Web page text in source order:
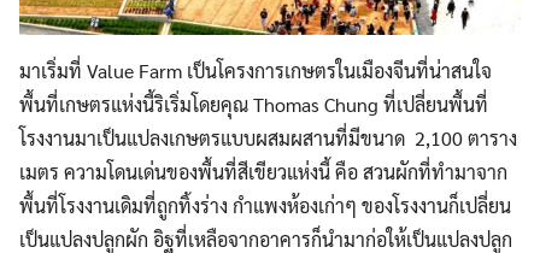
มาเริ่มที่ Value Farm เป็นโครงการเกษตรในเมืองจีนที่น่าสนใจ
พื้นที่เกษตรแห่งนี้ริเริ่มโดยคุณ Thomas Chung ที่เปลี่ยนพื้นที่
โรงงานมาเป็นแปลงเกษตรแบบผสมผสานที่มีขนาด 2,100 ตาราง
เมตร ความโดนเด่นของพื้นที่สีเขียวแห่งนี้ คือ สวนผักที่ทำมาจาก
พื้นที่โรงงานเดิมที่ถูกทิ้งร่าง กำแพงห้องเก่าๆ ของโรงงานก็เปลี่ยน
เป็นแปลงปลูกผัก อิฐที่เหลือจากอาคารก็นำมาก่อให้เป็นแปลงปลูก